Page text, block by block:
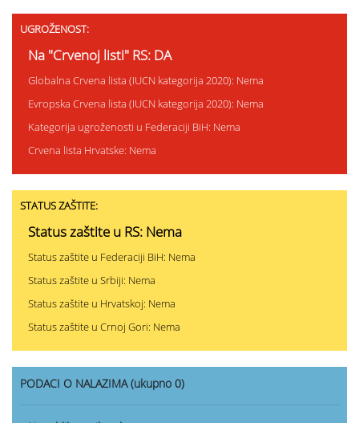
UGROŽENOST:
Na "Crvenoj listi" RS: DA
Globalna Crvena lista (IUCN kategorija 2020): Nema
Evropska Crvena lista (IUCN kategorija 2020): Nema
Kategorija ugroženosti u Federaciji BiH: Nema
Crvena lista Hrvatske: Nema
STATUS ZAŠTITE:
Status zaštite u RS: Nema
Status zaštite u Federaciji BiH: Nema
Status zaštite u Srbiji: Nema
Status zaštite u Hrvatskoj: Nema
Status zaštite u Crnoj Gori: Nema
PODACI O NALAZIMA (ukupno 0)